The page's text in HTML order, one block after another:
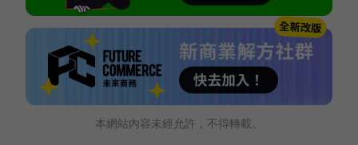
本網站內容未經允許，不得轉載。